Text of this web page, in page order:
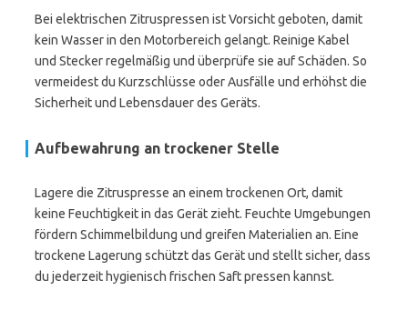
Bei elektrischen Zitruspressen ist Vorsicht geboten, damit
kein Wasser in den Motorbereich gelangt. Reinige Kabel
und Stecker regelmäßig und überprüfe sie auf Schäden. So
vermeidest du Kurzschlüsse oder Ausfälle und erhöhst die
Sicherheit und Lebensdauer des Geräts.
Aufbewahrung an trockener Stelle
Lagere die Zitruspresse an einem trockenen Ort, damit
keine Feuchtigkeit in das Gerät zieht. Feuchte Umgebungen
fördern Schimmelbildung und greifen Materialien an. Eine
trockene Lagerung schützt das Gerät und stellt sicher, dass
du jederzeit hygienisch frischen Saft pressen kannst.